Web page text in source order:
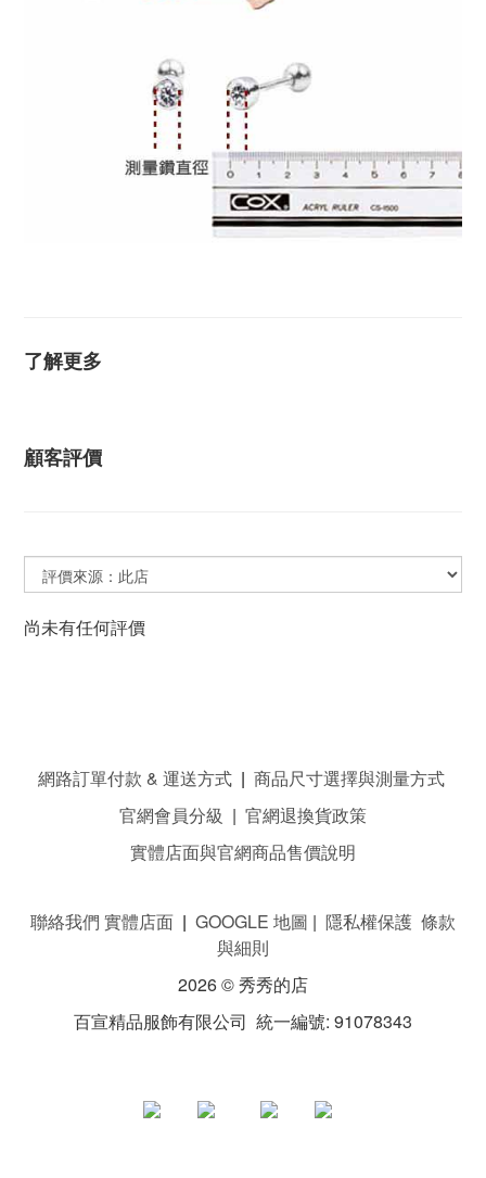
了解更多
顧客評價
尚未有任何評價
網路訂單付款 & 運送方式| 商品尺寸選擇與測量方式
官網會員分級 | 官網退換貨政策
實體店面與官網商品售價說明
聯絡我們 實體店面 | GOOGLE 地圖 | 隱私權保護 條款
與細則
2026 © 秀秀的店
百宣精品服飾有限公司 統一編號: 91078343